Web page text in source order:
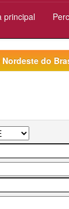
principal
Nordeste do